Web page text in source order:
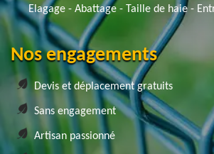
Elagage - Abattage - Taille de haie -
Nos engagements
Devis et déplacement gratuits
Sans engagement
Artisan passionné